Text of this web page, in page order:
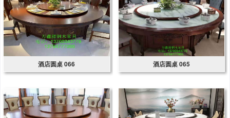
酒店圆桌 066 酒店圆桌 065